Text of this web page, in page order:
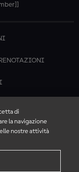
di
la navigazione
nostre attività